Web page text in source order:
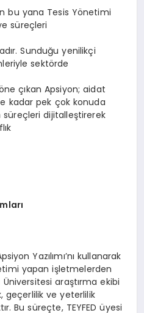
bu yana Tesis Yönetimi
süreçleri
Sunduğu yenilikçi
sektörde
çıkan Apsiyon; aidat
kadar pek çok konuda
dijitalleştirerek
Yazılımı’nı kullanarak
yapan işletmelerden
araştırma ekibi
geçerlilik ve yeterlilik
Bu süreçte, TEYFED üyesi